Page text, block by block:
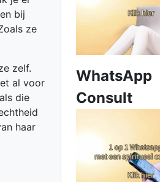
bij
ze
zelf.
al voor
die
haar
WhatsApp
Consult